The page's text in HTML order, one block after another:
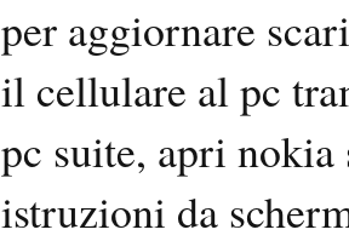
per aggiornare
il cellulare al pc
pc suite, apri nokia
istruzioni da